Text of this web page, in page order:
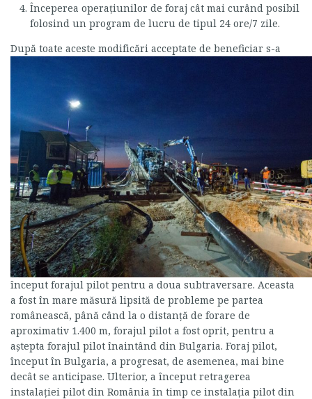
Începerea operaţiunilor de foraj cât mai curând posibil
folosind un program de lucru de tipul 24 ore/7 zile.
După toate aceste modificări acceptate de beneficiar s-a
început forajul pilot pentru a doua subtraversare. Aceasta
a fost în mare măsură lipsită de probleme pe partea
românească, până când la o distanţă de forare de
aproximativ 1.400 m, forajul pilot a fost oprit, pentru a
aştepta forajul pilot înaintând din Bulgaria. Foraj pilot,
început în Bulgaria, a progresat, de asemenea, mai bine
decât se anticipase. Ulterior, a început retragerea
instalaţiei pilot din România în timp ce instalaţia pilot din